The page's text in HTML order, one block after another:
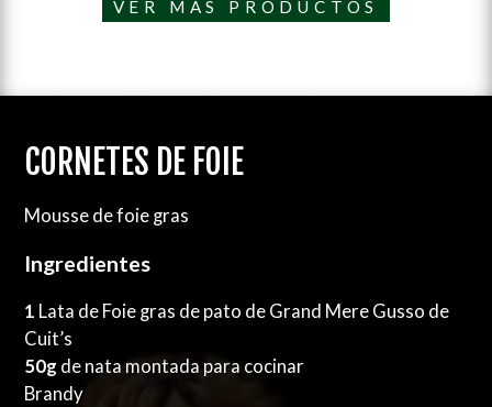
VER MÁS PRODUCTOS
CORNETES DE FOIE
Mousse de foie gras
Ingredientes
1 Lata de Foie gras de pato de Grand Mere Gusso de
Cuit’s
50g de nata montada para cocinar
Brandy